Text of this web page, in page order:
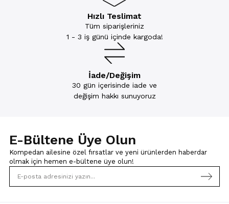
Hızlı Teslimat
Tüm siparişleriniz
1 - 3 iş günü içinde kargoda!
İade/Değişim
30 gün içerisinde iade ve
değişim hakkı sunuyoruz
E-Bültene Üye Olun
Kompedan ailesine özel fırsatlar ve yeni ürünlerden haberdar
olmak için hemen e-bültene üye olun!